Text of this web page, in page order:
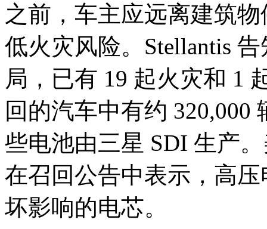
之前，车主应远离建筑
低火灾风险。Stellantis
局，已有 19 起火灾和 1
回的汽车中有约 320,000
些电池由三星 SDI 生产
在召回公告中表示，高
坏影响的电芯。